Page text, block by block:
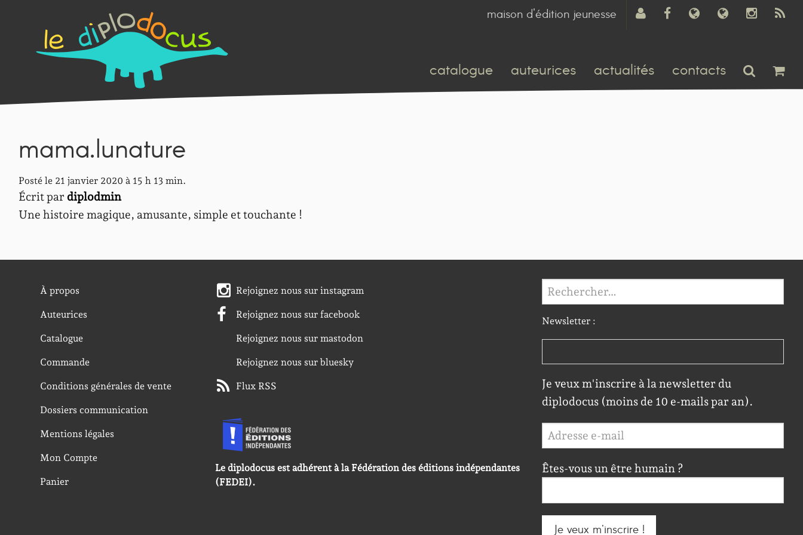
maison d'édition jeunesse
catalogue auteurices actualités contacts
mama.lunature
Posté le 21 janvier 2020 à 15 h 13 min.
Écrit par diplodmin
Une histoire magique, amusante, simple et touchante !
À propos
Auteurices
Catalogue
Commande
Conditions générales de vente
Dossiers communication
Mentions légales
Mon Compte
Panier
Rejoignez nous sur instagram
Rejoignez nous sur facebook
Rejoignez nous sur mastodon
Rejoignez nous sur bluesky
Flux RSS
Le diplodocus est adhérent à la Fédération des éditions indépendantes
(FEDEI).
Rechercher :
Newsletter :
Je veux m'inscrire à la newsletter du
diplodocus (moins de 10 e-mails par an).
Êtes-vous un être humain ?